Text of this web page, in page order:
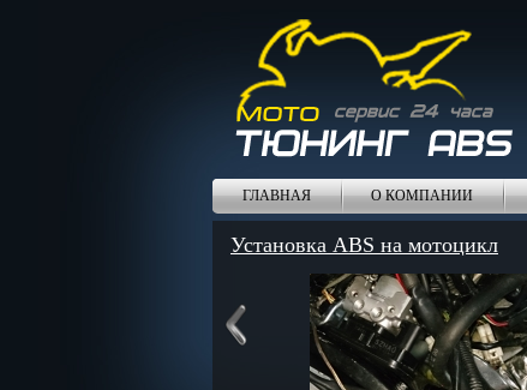
ГЛАВНАЯ О КОМПАНИИ
Установка ABS на мотоцикл